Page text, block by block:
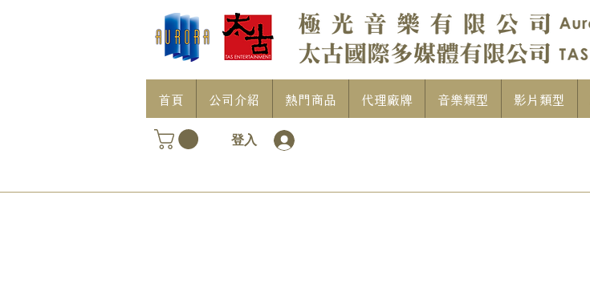
首頁 公司介紹 熱門商品 代理廠牌 音樂類型 影片類型
登入